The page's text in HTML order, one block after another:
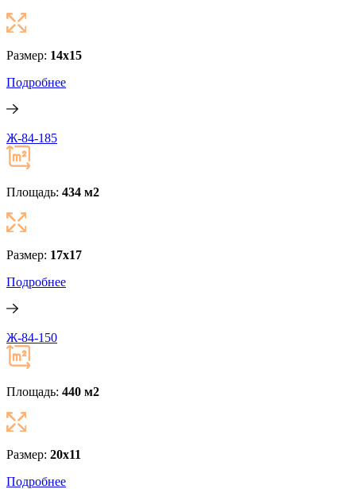
Размер: 14x15
Подробнее
Ж-84-185
Площадь: 434 м2
Размер: 17x17
Подробнее
Ж-84-150
Площадь: 440 м2
Размер: 20x11
Подробнее